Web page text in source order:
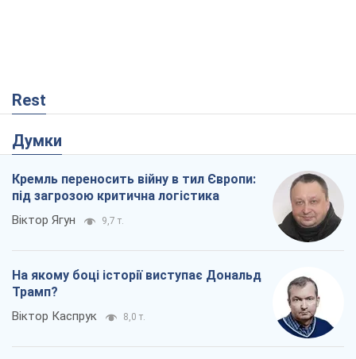
Rest
Думки
Кремль переносить війну в тил Європи:
під загрозою критична логістика
Віктор Ягун 9,7 т.
На якому боці історії виступає Дональд
Трамп?
Віктор Каспрук 8,0 т.